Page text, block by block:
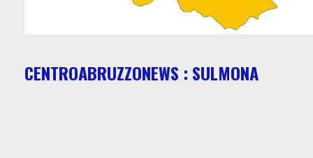
CENTROABRUZZONEWS : SULMONA